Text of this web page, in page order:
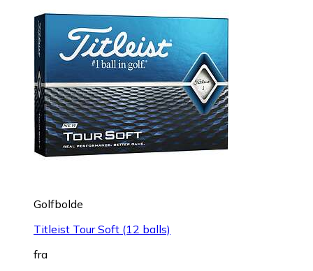
Golfbolde
Titleist Tour Soft (12 balls)
fra